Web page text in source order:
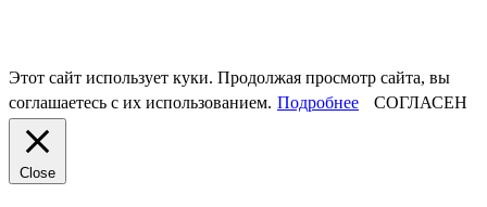
Этот сайт использует куки. Продолжая просмотр сайта, вы
соглашаетесь с их использованием. Подробнее СОГЛАСЕН
Close